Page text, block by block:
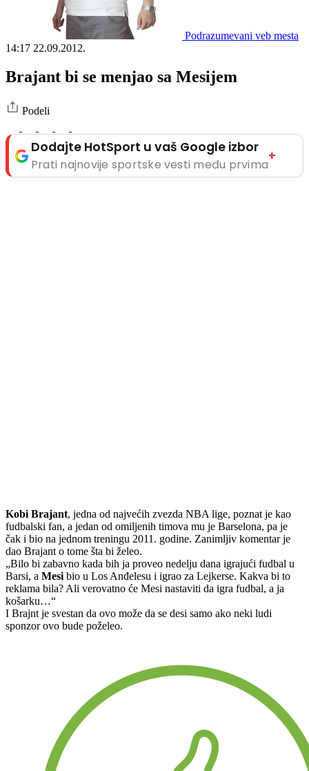
Podrazumevani veb mesta
14:17 22.09.2012.
Brajant bi se menjao sa Mesijem
Podeli
Dodajte HotSport u vaš Google izbor
Prati najnovije sportske vesti među prvima
+
Kobi Brajant, jedna od najvećih zvezda NBA lige, poznat je kao
fudbalski fan, a jedan od omiljenih timova mu je Barselona, pa je
čak i bio na jednom treningu 2011. godine. Zanimljiv komentar je
dao Brajant o tome šta bi želeo.
„Bilo bi zabavno kada bih ja proveo nedelju dana igrajući fudbal u
Barsi, a Mesi bio u Los Anđelesu i igrao za Lejkerse. Kakva bi to
reklama bila? Ali verovatno će Mesi nastaviti da igra fudbal, a ja
košarku…“
I Brajnt je svestan da ovo može da se desi samo ako neki ludi
sponzor ovo bude poželeo.